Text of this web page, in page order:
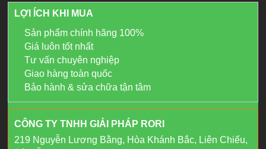
LỢI ÍCH KHI MUA
Sản phẩm chính hãng 100%
Giá luôn tốt nhất
Tư vấn chuyên nghiệp
Giao hàng toàn quốc
Bảo hành & sửa chữa tận tâm
CÔNG TY TNHH GIẢI PHÁP RORI
219 Nguyễn Lương Bằng, Hòa Khánh Bắc, Liên Chiểu,